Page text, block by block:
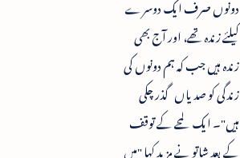
کیلئے زندہ تھے، اور آج بھی
زندہ ہیں جب کہ ہم دونوں کی
زندگی کو صدیاں گذر چکی
ہیں"۔ ایک لمحے کے توقف
کے بعد شاتو نے مزید کہا "میں